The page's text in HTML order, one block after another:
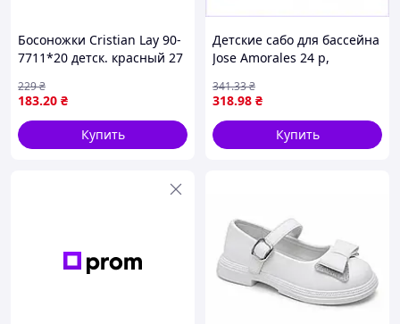
Босоножки Cristian Lay 90-
7711*20 детск. красный 27
183.20 ₴
229₴
Купить
Детские сабо для бассейна
Jose Amorales 24 р,
318.98 ₴
341.33₴
Купить